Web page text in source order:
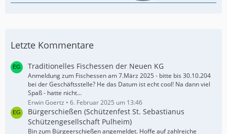
Letzte Kommentare
Traditionelles Fischessen der Neuen KG
Anmeldung zum Fischessen am 7.März 2025 - bitte bis 30.10.204
bei der Geschäftsstelle? He das Datum ist echt cool! Na dann viel
Spaß - hatte nicht…
Erwin Goertz
6. Februar 2025 um 13:46
Bürgerschießen (Schützenfest St. Sebastianus
Schützengesellschaft Pulheim)
Bin zum Bürgeerschießen angemeldet. Hoffe auf zahlreiche